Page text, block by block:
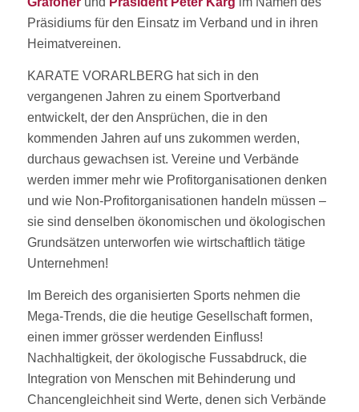
Präsidiums für den Einsatz im Verband und in ihren
Heimatvereinen.
KARATE VORARLBERG hat sich in den
vergangenen Jahren zu einem Sportverband
entwickelt, der den Ansprüchen, die in den
kommenden Jahren auf uns zukommen werden,
durchaus gewachsen ist. Vereine und Verbände
werden immer mehr wie Profitorganisationen denken
und wie Non-Profitorganisationen handeln müssen –
sie sind denselben ökonomischen und ökologischen
Grundsätzen unterworfen wie wirtschaftlich tätige
Unternehmen!
Im Bereich des organisierten Sports nehmen die
Mega-Trends, die die heutige Gesellschaft formen,
einen immer grösser werdenden Einfluss!
Nachhaltigkeit, der ökologische Fussabdruck, die
Integration von Menschen mit Behinderung und
Chancengleichheit sind Werte, denen sich Verbände